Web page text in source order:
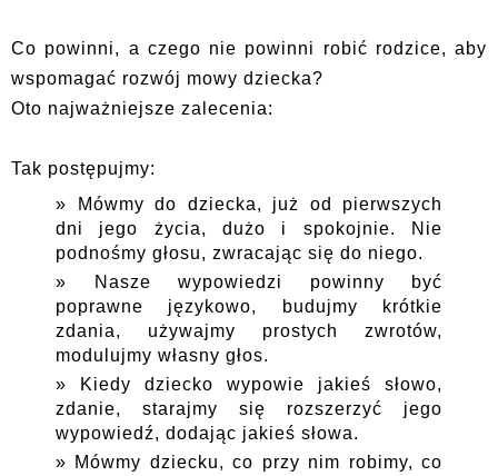
Co powinni, a czego nie powinni robić rodzice, aby
wspomagać rozwój mowy dziecka?
Oto najważniejsze zalecenia:
Tak postępujmy:
Mówmy do dziecka, już od pierwszych
dni jego życia, dużo i spokojnie. Nie
podnośmy głosu, zwracając się do niego.
Nasze wypowiedzi powinny być
poprawne językowo, budujmy krótkie
zdania, używajmy prostych zwrotów,
modulujmy własny głos.
Kiedy dziecko wypowie jakieś słowo,
zdanie, starajmy się rozszerzyć jego
wypowiedź, dodając jakieś słowa.
Mówmy dziecku, co przy nim robimy, co